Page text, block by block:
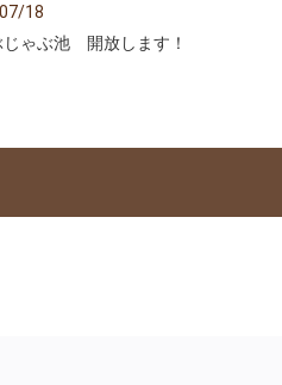
18
じゃぶ池 開放します！